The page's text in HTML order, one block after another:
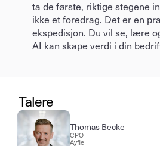
ta de første, riktige stegene
ikke et foredrag. Det er en
ekspedisjon. Du vil se, lære
AI kan skape verdi i din
Talere
Thomas Becke
CPO
Ayfie